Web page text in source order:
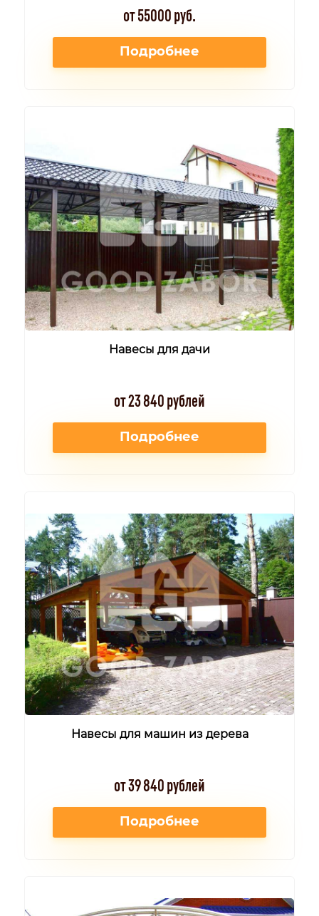
от 55000 руб.
Подробнее
Навесы для дачи
от 23 840 рублей
Подробнее
Навесы для машин из дерева
от 39 840 рублей
Подробнее